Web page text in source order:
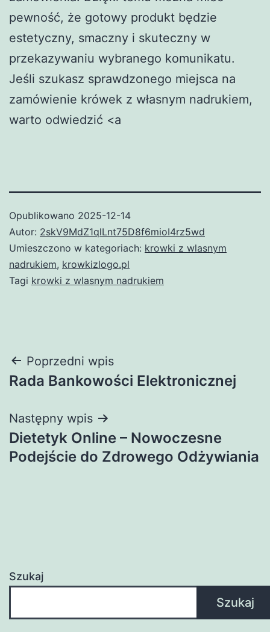
pewność, że gotowy produkt będzie
estetyczny, smaczny i skuteczny w
przekazywaniu wybranego komunikatu.
Jeśli szukasz sprawdzonego miejsca na
zamówienie krówek z własnym nadrukiem,
warto odwiedzić <a
Opublikowano 2025-12-14
Autor: 2skV9MdZ1qlLnt75D8f6mioI4rz5wd
Umieszczono w kategoriach: krowki z wlasnym
nadrukiem, krowkizlogo.pl
Tagi krowki z wlasnym nadrukiem
Nawigacja
wpisu
Poprzedni wpis
Rada Bankowości Elektronicznej
Następny wpis
Dietetyk Online – Nowoczesne
Podejście do Zdrowego Odżywiania
Szukaj
Szukaj